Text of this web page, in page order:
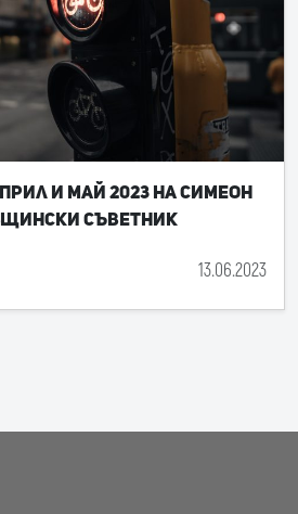
и май 2023 на Симеон
съветник
13.06.2023